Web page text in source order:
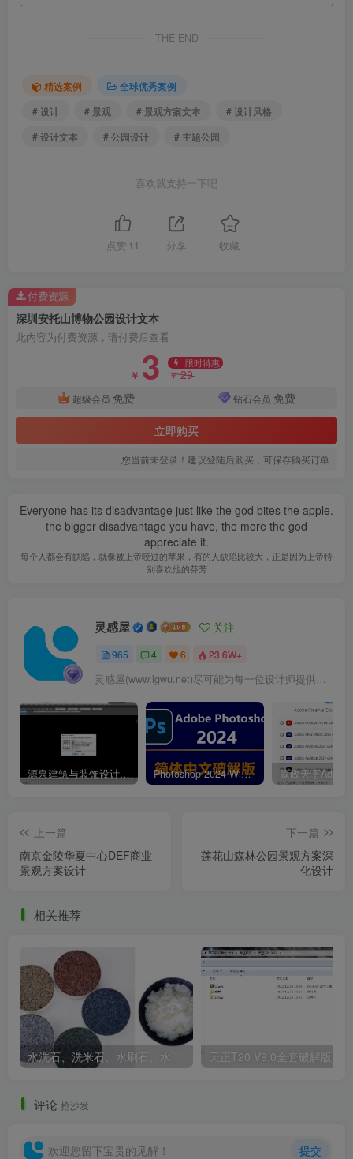
自然艺术公园.jpg
垂直崖壁公园.jpg
岩石剧场.jpg
THE END
精选案例
全球优秀案例
# 设计
# 景观 # 景观方案文本
# 设计风格
# 设计文本
# 公园设计 # 主题公园
喜欢就支持一下吧
点赞 11 分享 收藏
深圳安托山博物公园设计文本
此内容为付费资源，请付费后查看
￥ 3 限时特惠
￥29
超级会员 免费 钻石会员 免费
立即购买
您当前未登录！建议登陆后购买，可保存购买订单
付费资源
Everyone has its disadvantage just like the god bites the apple.
the bigger disadvantage you have, the more the god
appreciate it.
每个人都会有缺陷，就像被上帝咬过的苹果，有的人缺陷比较大，正是因为上帝特
别喜欢他的芬芳
灵感屋 关注
965 4 6 23.6W+
源泉建筑与装饰设计CAD插件工具箱（YQArch 6.7.4） Photoshop 2024 Win|Mac 简体中文破解版安装包下载及安装教程
上一篇
南京金陵华夏中心DEF商业
景观方案设计
下一篇
莲花山森林公园景观方案深
化设计
相关推荐
评论 抢沙发
欢迎您留下宝贵的见解！ 提交